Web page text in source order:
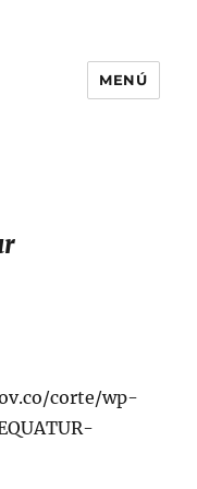
MENÚ
corte/wp-